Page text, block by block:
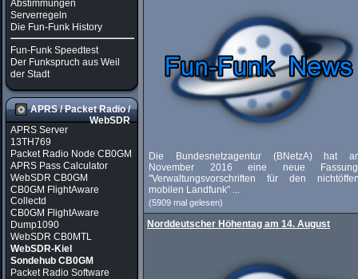
Abstimmungen
Serverregeln
Die Fun-Funk History
Fun-Funk Speedtest
Der Funkspruch aus Weil
der Stadt
APRS / Packet Radio /
WebSDR
APRS Server
13TH769
Packet Radio Node CB0GM
APRS Pass Calculator
WebSDR CB0GM
CB0GM FlightAware
Collectd
CB0GM FlightAware
Dump1090
WebSDR CB0MTL
WebSDR-Kiel
Sondehub CB0GM
Packet Radio Software
Die Bundesnetzagentur (BNetzA) hat
November 2016 eine neue
"Verwaltungsvorschriften für den
mobilen Landfunk" ...
(5909 mal gelesen)
Norddeutscher Höhentag am 14. August